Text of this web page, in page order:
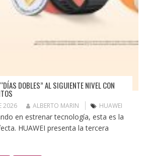
DOBLES” AL SIGUIENTE NIVEL CON
2026 ALBERTO MARIN HUAWEI
en estrenar tecnología, esta es la
HUAWEI presenta la tercera